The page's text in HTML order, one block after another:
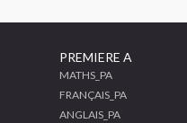
PREMIERE A
MATHS_PA
FRANÇAIS_PA
ANGLAIS_PA